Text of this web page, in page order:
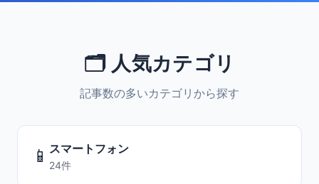
🗂️ 人気カテゴリ
記事数の多いカテゴリから探す
📱 スマートフォン
24件